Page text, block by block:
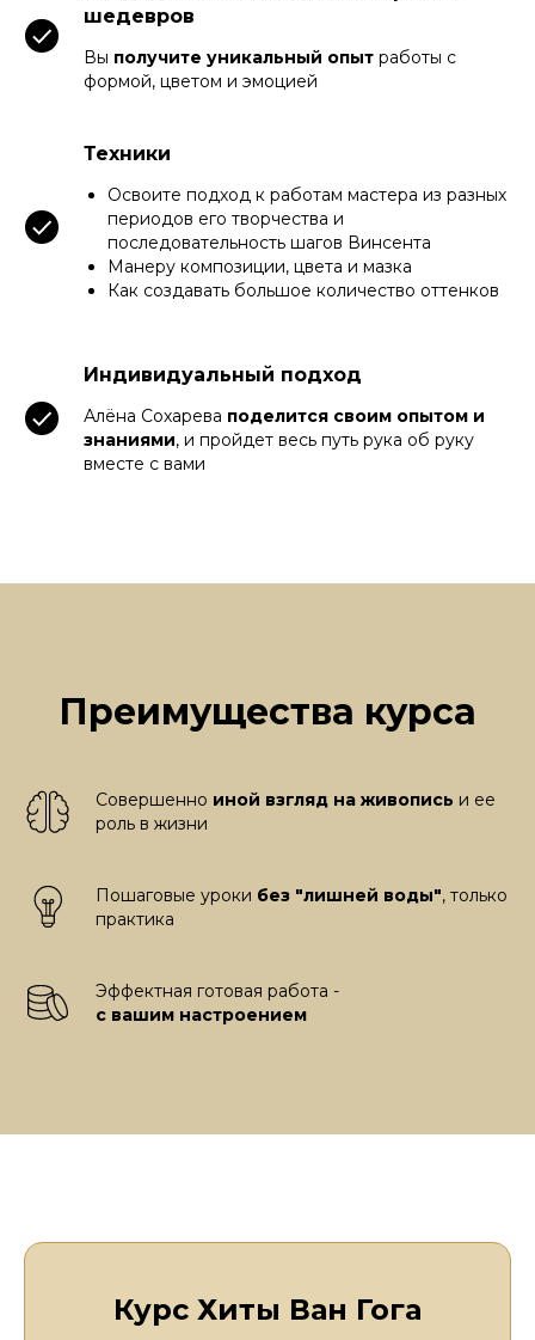
шедевров
Вы получите уникальный опыт работы с
формой, цветом и эмоцией
Техники
Освоите подход к работам мастера из разных
периодов его творчества и
последовательность шагов Винсента
Манеру композиции, цвета и мазка
Как создавать большое количество оттенков
Индивидуальный подход
Алёна Сохарева поделится своим опытом и
знаниями, и пройдет весь путь рука об руку
вместе с вами
Преимущества курса
Совершенно иной взгляд на живопись и ее
роль в жизни
Пошаговые уроки без "лишней воды", только
практика
Эффектная готовая работа -
с вашим настроением
Курс Хиты Ван Гога